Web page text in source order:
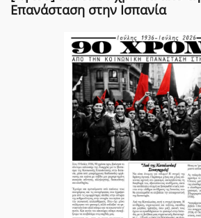
Επανάσταση στην Ισπανία